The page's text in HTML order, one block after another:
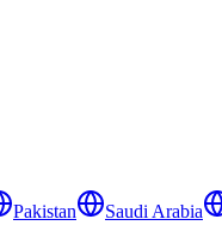
Pakistan Saudi Arabia